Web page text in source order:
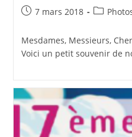
Publication
7 mars 2018
Post
Mesdames, Messieurs,
Voici un petit souvenir de